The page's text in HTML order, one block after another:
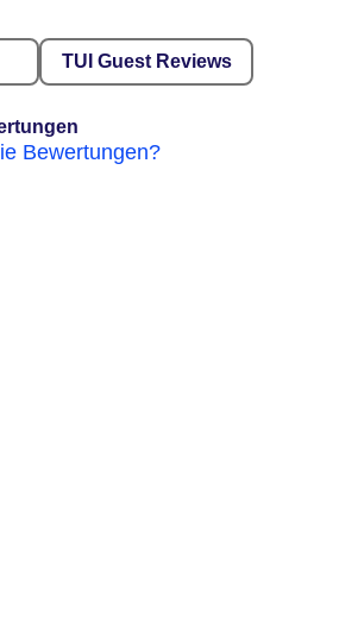
TUI Guest Reviews
Bewertungen?